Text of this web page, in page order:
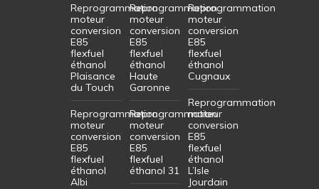
Reprogrammation
moteur
conversion
E85
flexfuel
éthanol
Plaisance
du Touch
Reprogrammation
moteur
conversion
E85
flexfuel
éthanol
Albi
Reprogrammation
moteur
conversion
E85
flexfuel
éthanol
Haute
Garonne
Reprogrammation
moteur
conversion
E85
flexfuel
éthanol 31
Reprogrammation
moteur
conversion
E85
flexfuel
éthanol
Cugnaux
Reprogrammation
moteur
conversion
E85
flexfuel
éthanol
L’Isle
Jourdain